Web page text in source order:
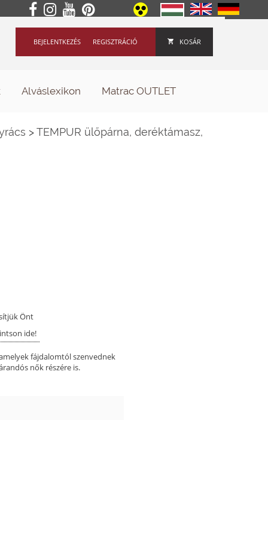
KOSÁR
REGISZTRÁCIÓ
BEJELENTKEZÉS
Alváslexikon Matrac OUTLET
>TEMPUR ülőpárna, deréktámasz,
Önt
ide!
fájdalomtól szenvednek
nők részére is.